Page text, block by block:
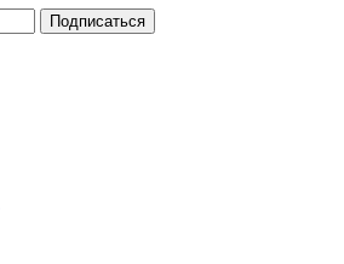
Подписаться